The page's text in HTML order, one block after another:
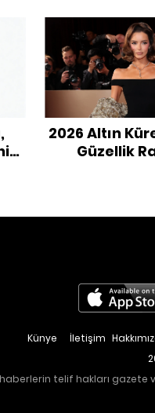
2026 Altın
Güzellik
Künye İletişim
telif hakları gazete